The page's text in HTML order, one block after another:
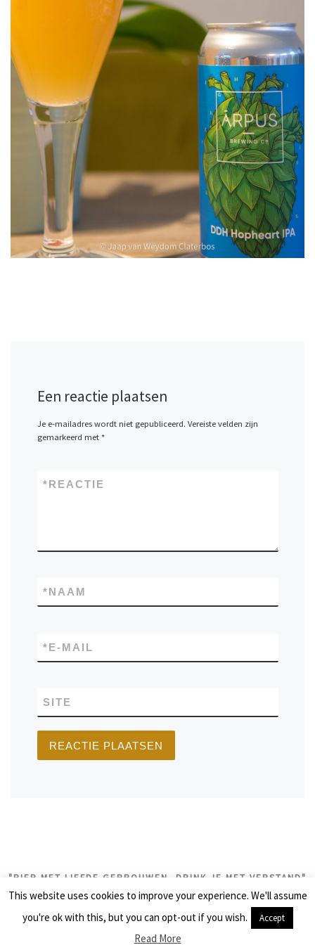
Een reactie plaatsen
Je e-mailadres wordt niet gepubliceerd. Vereiste velden zijn
gemarkeerd met *
REACTIE
*
NAAM
*
E-MAIL
*
SITE
"BIER MET LIEFDE GEBROUWEN, DRINK JE MET VERSTAND"
© 2026biercolumns– Alle rechten voorbehouden
– Ontworpen met de Customizr thema
This website uses cookies to improve your experience. We'll assume
you're ok with this, but you can opt-out if you wish.
Accept
Read More